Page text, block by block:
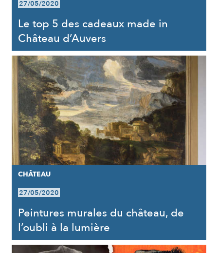
27/05/2020
Le top 5 des cadeaux made in
Château d’Auvers
CHÂTEAU
27/05/2020
Peintures murales du château, de
l’oubli à la lumière